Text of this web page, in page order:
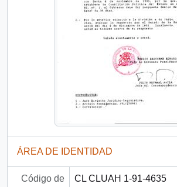
ÁREA DE IDENTIDAD
Código de CL CLUAH 1-91-4635